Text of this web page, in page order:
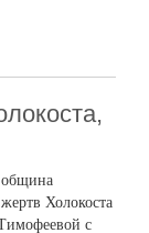
община
Холокоста
с